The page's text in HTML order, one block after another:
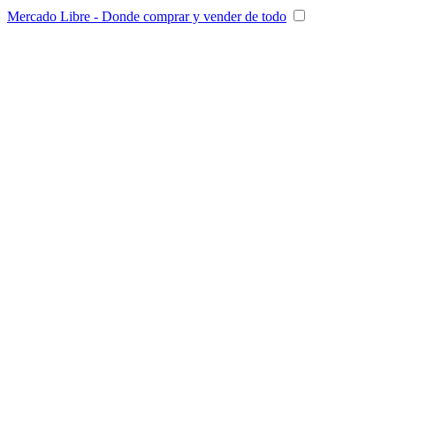
Mercado Libre - Donde comprar y vender de todo